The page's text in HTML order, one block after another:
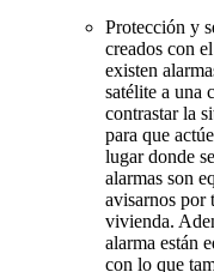
Protección y
creados con
existen
satélite a una
contrastar la
para que
lugar donde
alarmas son
avisarnos por
vivienda.
alarma están
con lo que